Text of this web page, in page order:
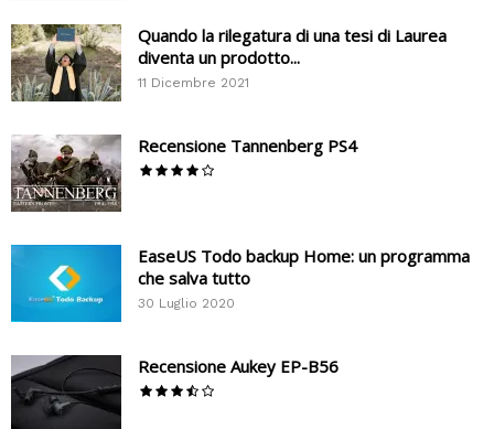
Quando la rilegatura di una tesi di Laurea
diventa un prodotto...
11 Dicembre 2021
Recensione Tannenberg PS4
EaseUS Todo backup Home: un programma
che salva tutto
30 Luglio 2020
Recensione Aukey EP-B56